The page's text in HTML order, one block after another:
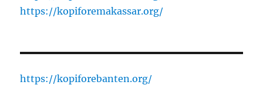
https://kopiforemakassar.org/
https://kopiforebanten.org/